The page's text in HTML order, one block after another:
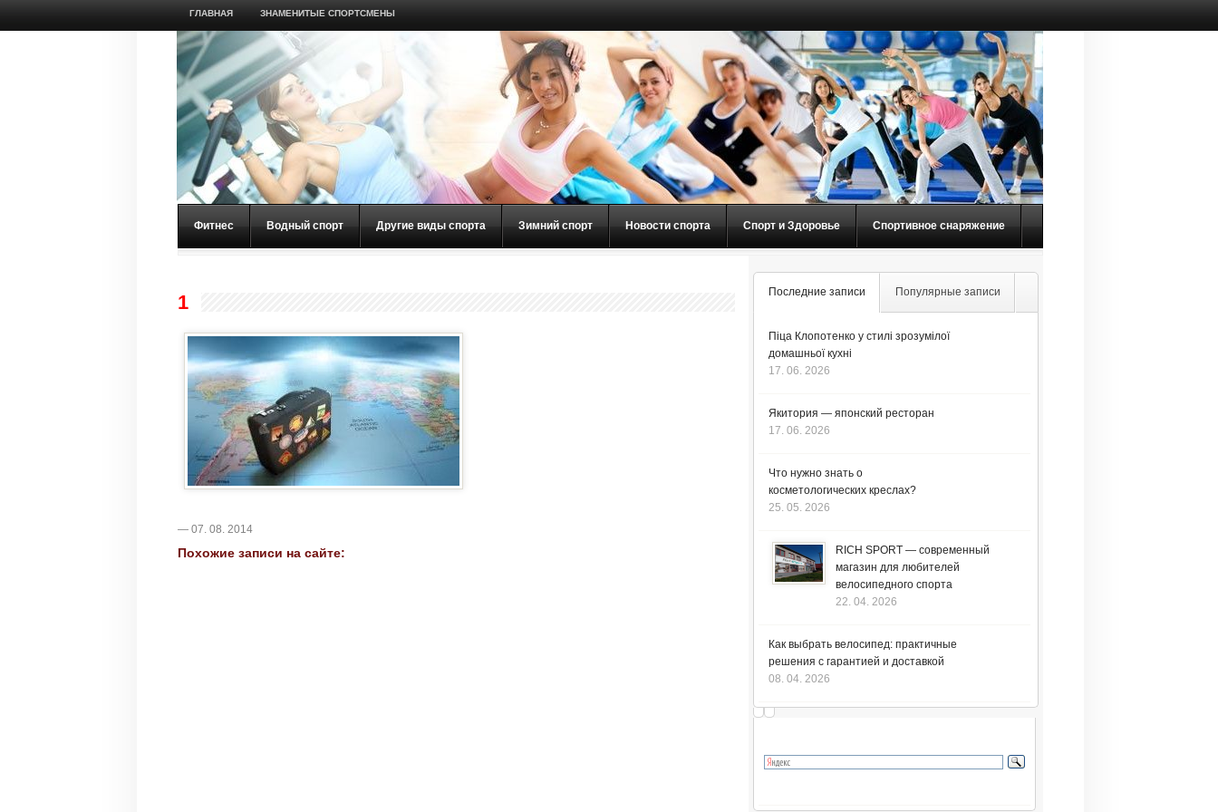
ГЛАВНАЯ ЗНАМЕНИТЫЕ СПОРТСМЕНЫ
Фитнес Водный спорт Другие виды спорта Зимний спорт Новости спорта Спорт и Здоровье Спортивное снаряжение
1
— 07. 08. 2014
Похожие записи на сайте:
Последние записи Популярные записи
Піца Клопотенко у стилі зрозумілої
домашньої кухні
17. 06. 2026
Якитория — японский ресторан
17. 06. 2026
Что нужно знать о
косметологических креслах?
25. 05. 2026
RICH SPORT — современный
магазин для любителей
велосипедного спорта
22. 04. 2026
Как выбрать велосипед: практичные
решения с гарантией и доставкой
08. 04. 2026